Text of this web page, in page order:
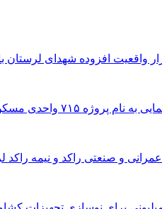
واقعیت افزوده شهدای لرستان
واحدی مسکن ملی خرم آباد
و صنعتی راکد و نیمه راکد